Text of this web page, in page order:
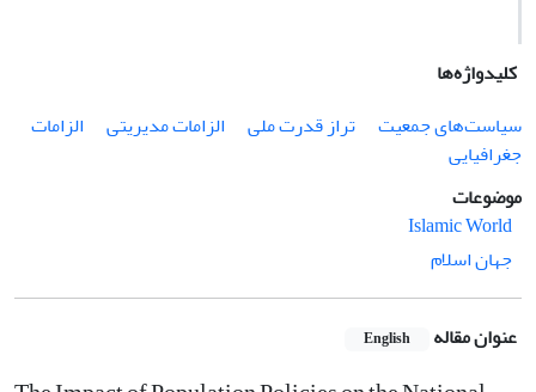
کلیدواژه‌ها
سیاست‌های جمعیت
تراز قدرت ملی الزامات مدیریتی
الزامات
جغرافیایی
موضوعات
Islamic World
جهان اسلام
عنوان مقاله English